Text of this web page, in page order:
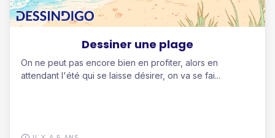
Dessiner une plage
On ne peut pas encore bien en profiter, alors en
attendant l'été qui se laisse désirer, on va se fai...